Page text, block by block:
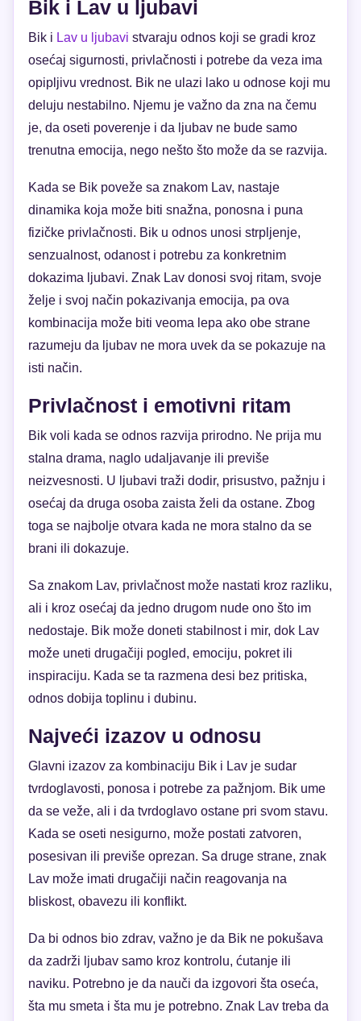
Bik i Lav u ljubavi
Bik i Lav u ljubavi stvaraju odnos koji se gradi kroz
osećaj sigurnosti, privlačnosti i potrebe da veza ima
opipljivu vrednost. Bik ne ulazi lako u odnose koji mu
deluju nestabilno. Njemu je važno da zna na čemu
je, da oseti poverenje i da ljubav ne bude samo
trenutna emocija, nego nešto što može da se razvija.
Kada se Bik poveže sa znakom Lav, nastaje
dinamika koja može biti snažna, ponosna i puna
fizičke privlačnosti. Bik u odnos unosi strpljenje,
senzualnost, odanost i potrebu za konkretnim
dokazima ljubavi. Znak Lav donosi svoj ritam, svoje
želje i svoj način pokazivanja emocija, pa ova
kombinacija može biti veoma lepa ako obe strane
razumeju da ljubav ne mora uvek da se pokazuje na
isti način.
Privlačnost i emotivni ritam
Bik voli kada se odnos razvija prirodno. Ne prija mu
stalna drama, naglo udaljavanje ili previše
neizvesnosti. U ljubavi traži dodir, prisustvo, pažnju i
osećaj da druga osoba zaista želi da ostane. Zbog
toga se najbolje otvara kada ne mora stalno da se
brani ili dokazuje.
Sa znakom Lav, privlačnost može nastati kroz razliku,
ali i kroz osećaj da jedno drugom nude ono što im
nedostaje. Bik može doneti stabilnost i mir, dok Lav
može uneti drugačiji pogled, emociju, pokret ili
inspiraciju. Kada se ta razmena desi bez pritiska,
odnos dobija toplinu i dubinu.
Najveći izazov u odnosu
Glavni izazov za kombinaciju Bik i Lav je sudar
tvrdoglavosti, ponosa i potrebe za pažnjom. Bik ume
da se veže, ali i da tvrdoglavo ostane pri svom stavu.
Kada se oseti nesigurno, može postati zatvoren,
posesivan ili previše oprezan. Sa druge strane, znak
Lav može imati drugačiji način reagovanja na
bliskost, obavezu ili konflikt.
Da bi odnos bio zdrav, važno je da Bik ne pokušava
da zadrži ljubav samo kroz kontrolu, ćutanje ili
naviku. Potrebno je da nauči da izgovori šta oseća,
šta mu smeta i šta mu je potrebno. Znak Lav treba da